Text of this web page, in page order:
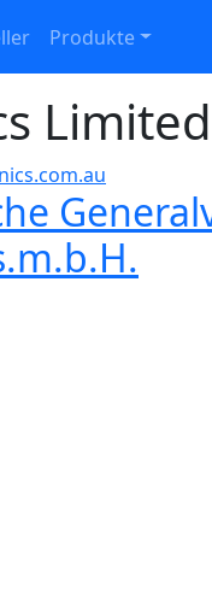
Produkte